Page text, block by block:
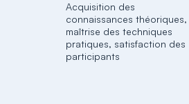
Acquisition des
connaissances théoriques,
maîtrise des techniques
pratiques, satisfaction des
participants